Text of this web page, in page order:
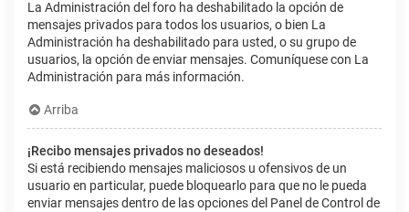
La Administración del foro ha deshabilitado la opción de
mensajes privados para todos los usuarios, o bien La
Administración ha deshabilitado para usted, o su grupo de
usuarios, la opción de enviar mensajes. Comuníquese con La
Administración para más información.
Arriba
¡Recibo mensajes privados no deseados!
Si está recibiendo mensajes maliciosos u ofensivos de un
usuario en particular, puede bloquearlo para que no le pueda
enviar mensajes dentro de las opciones del Panel de Control de